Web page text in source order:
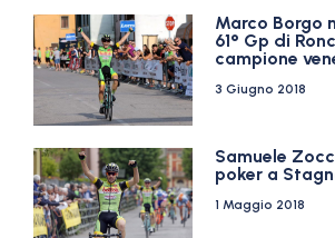
Marco Borgo
61° Gp di
campione
3 Giugno 2018
Samuele
poker a
1 Maggio 2018